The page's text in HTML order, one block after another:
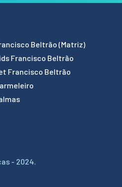
Beltrão (Matriz)
Francisco Beltrão
Francisco Beltrão
- 2024.